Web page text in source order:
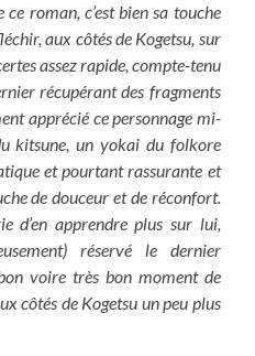
roman, c’est bien sa touche
aux côtés de Kogetsu, sur
assez rapide, compte-tenu
récupérant des fragments
apprécié ce personnage mi-
kitsune, un yokai du folkore
et pourtant rassurante et
de douceur et de réconfort.
d’en apprendre plus sur lui,
réservé le dernier
voire très bon moment de
côtés de Kogetsu un peu plus